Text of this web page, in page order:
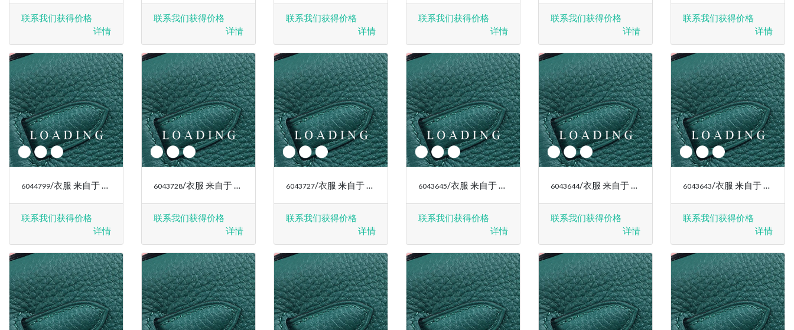
联系我们获得价格
详情
联系我们获得价格
详情
联系我们获得价格
详情
联系我们获得价格
详情
联系我们获得价格
详情
联系我们获得价格
详情
6044799/衣服 来自于 RALPH LAUREN
联系我们获得价格
详情
6043728/衣服 来自于 RALPH LAUREN
联系我们获得价格
详情
6043727/衣服 来自于 RALPH LAUREN
联系我们获得价格
详情
6043645/衣服 来自于 RALPH LAUREN
联系我们获得价格
详情
6043644/衣服 来自于 RALPH LAUREN
联系我们获得价格
详情
6043643/衣服 来自于 RALPH LAUREN
联系我们获得价格
详情